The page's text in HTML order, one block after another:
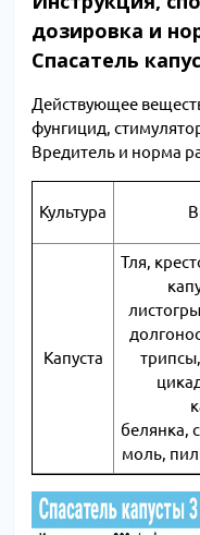
дозировка и
Спасатель
Действующее
фунгицид,
Вредитель и норма
Культура
Капуста
Тля,
белянка,
моль,